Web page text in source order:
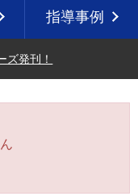
指導事例
ズ発刊！